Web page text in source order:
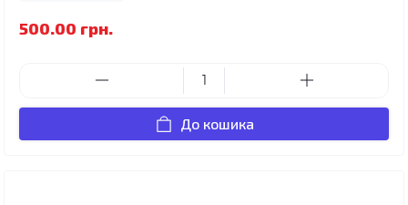
500.00 грн.
До кошика